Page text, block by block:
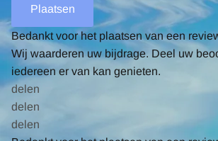
Bedankt voor het plaatsen van een
Wij waarderen uw bijdrage. Deel uw
iedereen er van kan genieten.
delen
delen
delen